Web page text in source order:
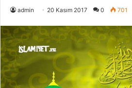
admin 20 Kasım 2017 0 701